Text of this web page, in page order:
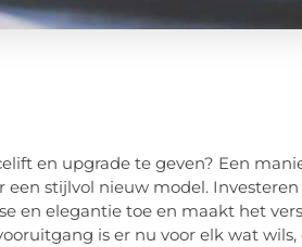
en upgrade te geven? Een
stijlvol nieuw model.
en elegantie toe en maakt het
is er nu voor elk wat